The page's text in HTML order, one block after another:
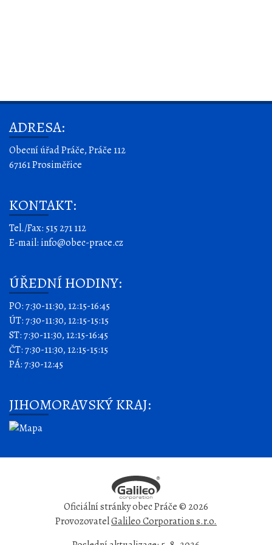
ADRESA:
Obecní úřad Práče, Práče 112
67161 Prosiměřice
KONTAKT:
Tel./Fax: 515 271 112
E-mail: info@obec-prace.cz
ÚŘEDNÍ HODINY:
PO: 7:30-11:30, 12:15-16:45
ÚT: 7:30-11:30, 12:15-15:15
ST: 7:30-11:30, 12:15-16:45
ČT: 7:30-11:30, 12:15-15:15
PÁ: 7:30-12:45
JIHOMORAVSKÝ KRAJ:
Oficiální stránky obec Práče © 2026
ProvozovatelGalileo Corporation s.r.o.